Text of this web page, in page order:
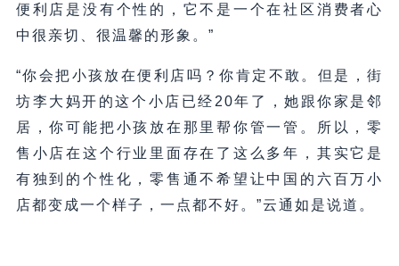
便利店是没有个性的，它不是一个在社区消费者心
中很亲切、很温馨的形象。”
“你会把小孩放在便利店吗？你肯定不敢。但是，街
坊李大妈开的这个小店已经20年了，她跟你家是邻
居，你可能把小孩放在那里帮你管一管。所以，零
售小店在这个行业里面存在了这么多年，其实它是
有独到的个性化，零售通不希望让中国的六百万小
店都变成一个样子，一点都不好。”云通如是说道。